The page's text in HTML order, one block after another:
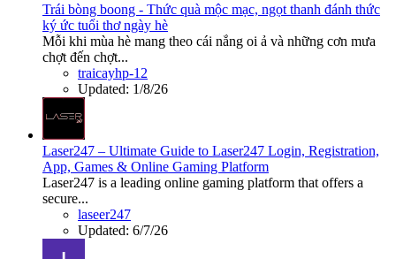
Trái bòng boong - Thức quà mộc mạc, ngọt thanh đánh thức
ký ức tuổi thơ ngày hè
Mỗi khi mùa hè mang theo cái nắng oi ả và những cơn mưa
chợt đến chợt...
traicayhp-12
Updated: 1/8/26
Laser247 – Ultimate Guide to Laser247 Login, Registration,
App, Games & Online Gaming Platform
Laser247 is a leading online gaming platform that offers a
secure...
laseer247
Updated: 6/7/26